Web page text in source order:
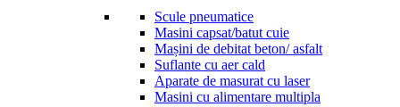
Scule pneumatice
Masini capsat/batut cuie
Mașini de debitat beton/ asfalt
Suflante cu aer cald
Aparate de masurat cu laser
Masini cu alimentare multipla